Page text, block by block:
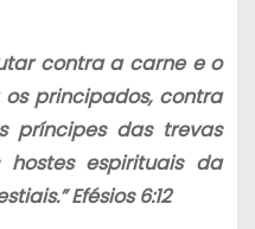
contra a carne e o
principados, contra
príncipes das trevas
espirituais da
Efésios 6:12